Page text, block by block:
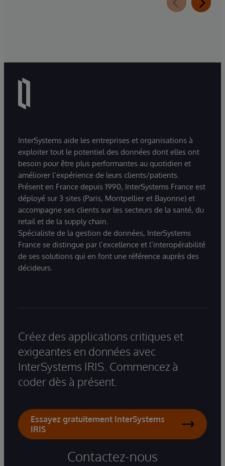
InterSystems aide les entreprises et organisations à
exploiter tout le potentiel des données dont elles ont
besoin pour être plus performantes au quotidien et
améliorer l’expérience de leurs clients/patients.
Présent en France depuis 1990, InterSystems France est
déployé sur 3 sites (Paris, Montpellier et Bayonne) et
accompagne ses clients sur les secteurs de la santé, du
retail et de la supply chain.
Spécialiste de la gestion de données, InterSystems
France se distingue par l’excellence et l’interopérabilité
de ses solutions qui en font une référence auprès des
décideurs.
Créez des applications critiques et
exigeantes en données avec
InterSystems IRIS. Commencez à
coder dès à présent.
Essayez gratuitement InterSystems
IRIS
Contactez-nous